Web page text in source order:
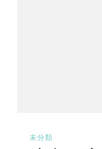
未分類